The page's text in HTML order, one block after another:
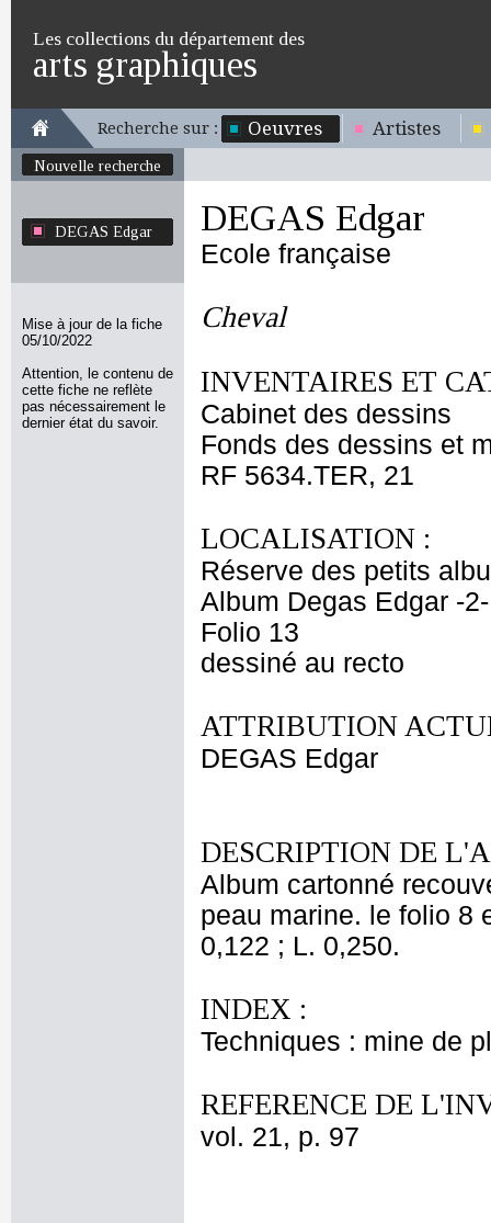
Les collections du département des
arts graphiques
Recherche sur : Oeuvres Artistes
Nouvelle recherche
DEGAS Edgar
Mise à jour de la fiche
05/10/2022
Attention, le contenu de
cette fiche ne reflète
pas nécessairement le
dernier état du savoir.
DEGAS Edgar
Ecole française
Cheval
INVENTAIRES ET
Cabinet des dessins
Fonds des dessins et
RF 5634.TER, 21
LOCALISATION :
Réserve des petits
Album Degas Edgar -2-
Folio 13
dessiné au recto
ATTRIBUTION
DEGAS Edgar
DESCRIPTION DE
Album cartonné
peau marine. le folio 8
0,122 ; L. 0,250.
INDEX :
Techniques : mine de
REFERENCE DE
vol. 21, p. 97